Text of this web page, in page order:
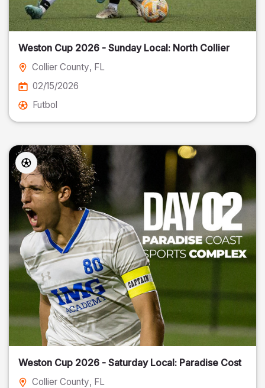
Weston Cup 2026 - Sunday Local: North Collier
Collier County, FL
02/15/2026
Futbol
Weston Cup 2026 - Saturday Local: Paradise Cost
Collier County, FL